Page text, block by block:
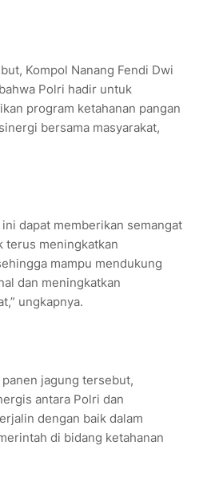
Kompol Nanang Fendi Dwi
Polri hadir untuk
program ketahanan pangan
bersama masyarakat,
dapat memberikan semangat
terus meningkatkan
mampu mendukung
dan meningkatkan
ungkapnya.
jagung tersebut,
antara Polri dan
dengan baik dalam
di bidang ketahanan